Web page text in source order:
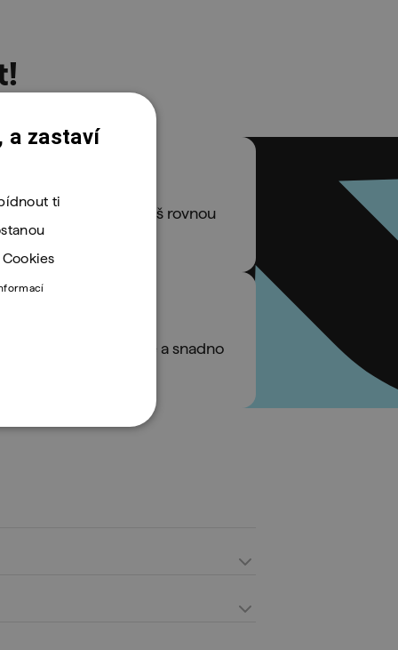
které si vyzkoušíš rovnou
efektivní, přehledné a snadno
a zastaví
ti